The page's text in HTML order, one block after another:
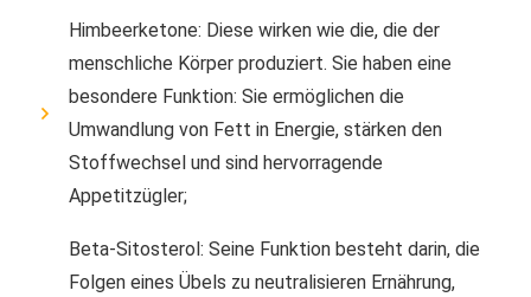
Himbeerketone: Diese wirken wie die, die der
menschliche Körper produziert. Sie haben eine
besondere Funktion: Sie ermöglichen die
Umwandlung von Fett in Energie, stärken den
Stoffwechsel und sind hervorragende
Appetitzügler;
Beta-Sitosterol: Seine Funktion besteht darin, die
Folgen eines Übels zu neutralisieren Ernährung,